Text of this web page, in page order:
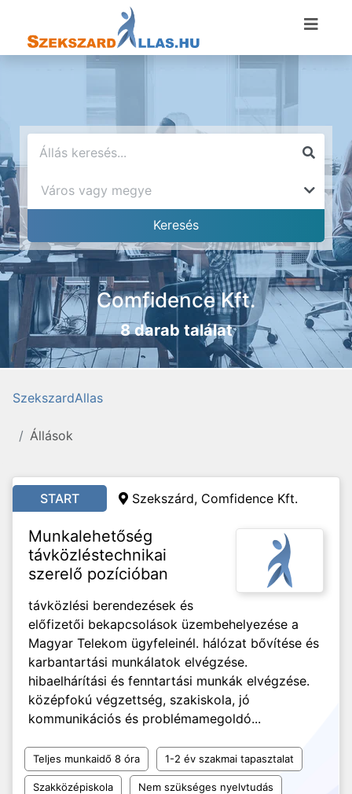
Comfidence Kft.
8 darab találat
SzekszardAllas
Állások
START Szekszárd, Comfidence Kft.
Munkalehetőség
távközléstechnikai
szerelő pozícióban
távközlési berendezések és
előfizetői bekapcsolások üzembehelyezése a
Magyar Telekom ügyfeleinél. hálózat bővítése és
karbantartási munkálatok elvégzése.
hibaelhárítási és fenntartási munkák elvégzése.
középfokú végzettség, szakiskola, jó
kommunikációs és problémamegoldó...
Teljes munkaidő 8 óra 1-2 év szakmai tapasztalat
Szakközépiskola Nem szükséges nyelvtudás